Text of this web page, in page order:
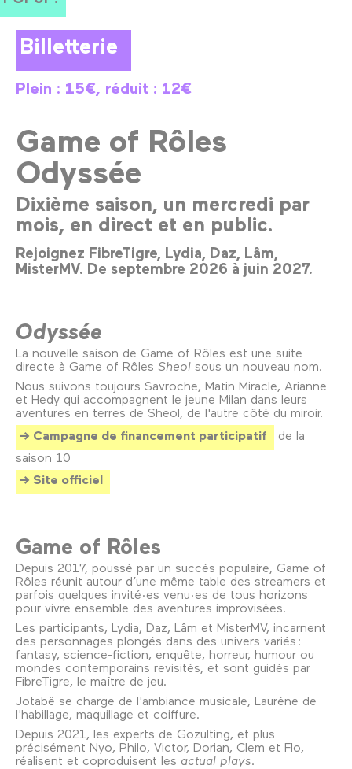
Game of Rôles
Odyssée
Dixième saison, un mercredi par
mois, en direct et en public.
Rejoignez FibreTigre, Lydia, Daz, Lâm,
MisterMV. De septembre 2026 à juin 2027.
Billetterie
Plein : 15€, réduit : 12€
Odyssée
La nouvelle saison de Game of Rôles est une suite
directe à Game of Rôles Sheol sous un nouveau nom.
Nous suivons toujours Savroche, Matin Miracle, Arianne
et Hedy qui accompagnent le jeune Milan dans leurs
aventures en terres de Sheol, de l'autre côté du miroir.
Campagne de financement participatif
de la
saison 10
Site officiel
Game of Rôles
Depuis 2017, poussé par un succès populaire, Game of
Rôles réunit autour d’une même table des streamers et
parfois quelques invité·es venu·es de tous horizons
pour vivre ensemble des aventures improvisées.
Les participants, Lydia, Daz, Lâm et MisterMV, incarnent
des personnages plongés dans des univers variés :
fantasy, science-fiction, enquête, horreur, humour ou
mondes contemporains revisités, et sont guidés par
FibreTigre, le maître de jeu.
Jotabê se charge de l'ambiance musicale, Laurène de
l'habillage, maquillage et coiffure.
Depuis 2021, les experts de Gozulting, et plus
précisément Nyo, Philo, Victor, Dorian, Clem et Flo,
réalisent et coproduisent les actual plays.